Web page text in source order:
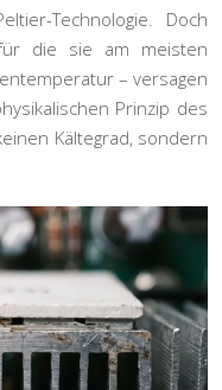
Technologie. Doch
die sie am meisten
– versagen
Prinzip des
Kältegrad, sondern